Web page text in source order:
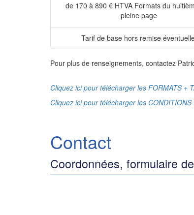
de 170 à 890 € HTVA Formats du
pleine page
Tarif de base hors remise
Pour plus de renseignements, contactez
Cliquez ici pour télécharger les FORMATS +
Cliquez ici pour télécharger les CONDITIONS
Contact
Coordonnées, formulaire